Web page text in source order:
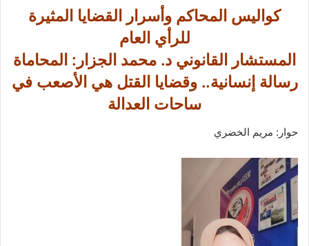
كواليس المحاكم وأسرار القضايا المثيرة
للرأي العام
المستشار القانوني د. محمد الجزار: المحاماة
رسالة إنسانية.. وقضايا القتل هي الأصعب في
ساحات العدالة
حوار: مريم الخضري